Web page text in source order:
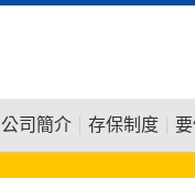
公司簡介 存保制度